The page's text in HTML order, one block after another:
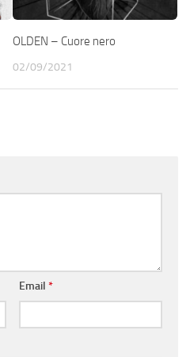
OLDEN – Cuore nero
02/09/2021
Email *